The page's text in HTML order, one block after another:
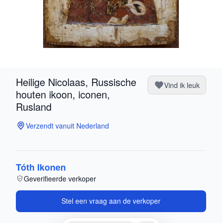
Heilige Nicolaas, Russische
houten ikoon, iconen,
Rusland
Vind ik leuk
Verzendt vanuit Nederland
Tóth Ikonen
Geverifieerde verkoper
Stel een vraag aan de verkoper